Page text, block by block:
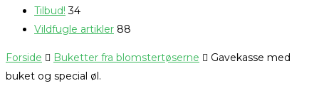
Tilbud! 34
Vildfugle artikler 88
Forside Buketter fra blomstertøserne
Gavekasse med
buket og special øl.